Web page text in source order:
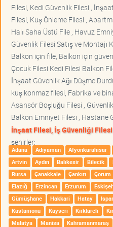
Filesi, Kedi Güvenlik Filesi ,
Filesi, Kuş Önleme Filesi ,
Halı Saha Üstü File , Havuz
Güvenlik Filesi Satış ve Montajı
Balkon için file, Balkon için
Çocuk Filesi Kedi Filesi Balkon
İnşaat Güvenlik Ağı Düşme
kuş konmaz filesi, Fabrika ve
Asansör Boşluğu Filesi ,
Balkon Emniyet Filesi , Hastane
İnşaat Filesi, İş Güvenliği Filesi
şehirler;
Adana Adıyaman Afyonkarahisar
Artvin
Aydın Balıkesir Bilecik
Bursa
Çanakkale Çankırı Çorum
Elazığ
Erzincan Erzurum
Gümüşhane
Hakkari Hatay
Kastamonu
Kayseri Kırklareli
Malatya
Manisa Kahramanmaraş